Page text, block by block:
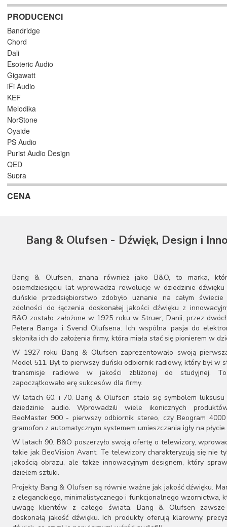
PRODUCENCI
Bandridge
Chord
Dali
Esoteric Audio
Gigawatt
iFi Audio
KEF
Melodika
NorStone
Oyaide
PS Audio
Purist Audio Design
QED
Supra
SVS
Taga
CENA
Bang & Olufsen - Dźwięk, Design i
Bang & Olufsen, znana również jako B&O, to marka,
osiemdziesięciu lat wprowadza rewolucje w dziedzinie
duńskie przedsiębiorstwo zdobyło uznanie na całym
zdolności do łączenia doskonałej jakości dźwięku z
B&O zostało założone w 1925 roku w Struer, Danii, przez
Petera Banga i Svend Olufsena. Ich wspólna pasja do
skłoniła ich do założenia firmy, która miała stać się pionierem w
W 1927 roku Bang & Olufsen zaprezentowało swoją
Model 511. Był to pierwszy duński odbiornik radiowy, który był w
transmisje radiowe w jakości zbliżonej do studyjnej.
zapoczątkowało erę sukcesów dla firmy.
W latach 60. i 70. Bang & Olufsen stało się symbolem
dziedzinie audio. Wprowadzili wiele ikonicznych
BeoMaster 900 - pierwszy odbiornik stereo, czy Beogram
gramofon z automatycznym systemem umieszczania igły na płycie.
W latach 90. B&O poszerzyło swoją ofertę o telewizory,
takie jak BeoVision Avant. Te telewizory charakteryzują się nie
jakością obrazu, ale także innowacyjnym designem, który
dziełem sztuki.
Projekty Bang & Olufsen są równie ważne jak jakość dźwięku.
z eleganckiego, minimalistycznego i funkcjonalnego wzornictwa,
uwagę klientów z całego świata. Bang & Olufsen
doskonałą jakość dźwięku. Ich produkty oferują klarowny,